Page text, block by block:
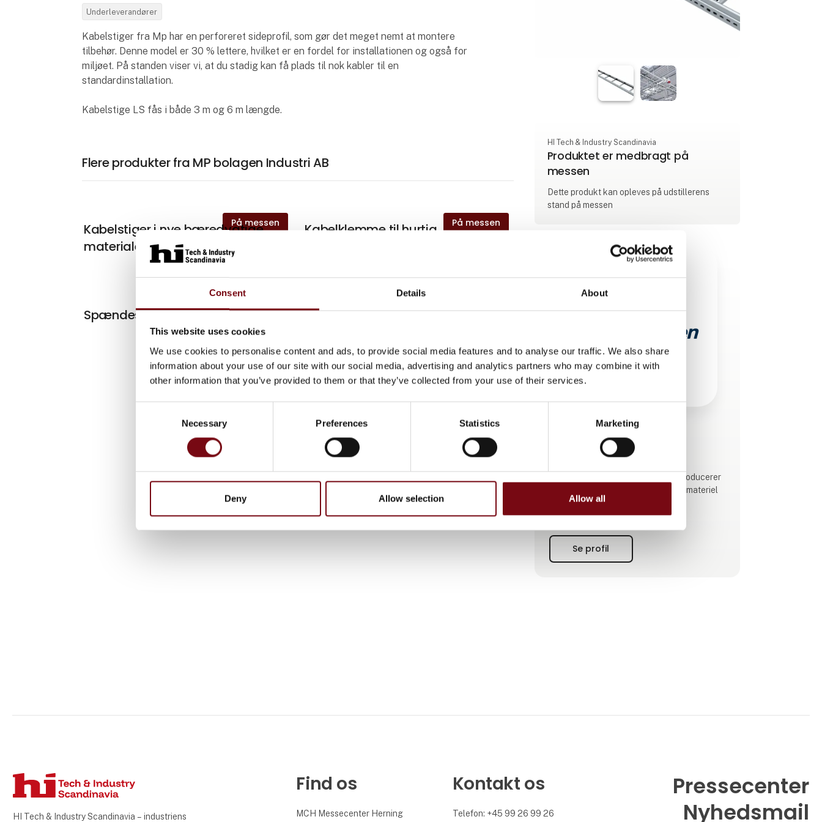
Consent Details About
This website uses cookies
We use cookies to personalise content and ads, to provide social media features and to analyse our traffic. We also share
information about your use of our site with our social media, advertising and analytics partners who may combine it with
other information that you’ve provided to them or that they’ve collected from your use of their services.
Necessary Preferences Statistics Marketing
Deny Allow selection Allow all
Underleverandører
Kabelstiger fra Mp har en perforeret sideprofil, som gør det meget nemt at montere
tilbehør. Denne model er 30 % lettere, hvilket er en fordel for installationen og også for
miljøet. På standen viser vi, at du stadig kan få plads til nok kabler til en
standardinstallation.
Kabelstige LS fås i både 3 m og 6 m længde.
Flere produkter fra MP bolagen Industri AB
På messen
Kabelstiger i nye bæredygtige
materialer
På messen
Kabelklemme til hurtig
På messen
Spændestropper i nyt materiale
HI Tech & Industry Scandinavia
Produktet er medbragt på
messen
Dette produkt kan opleves på udstillerens
stand på messen
MP bolagen Industri AB
MP bolagen Industri AB udvikler, producerer
og markedsfører kabelførlægningsmateriel
til elbranchen.
Se profil
HI Tech & Industry Scandinavia – industriens
Find os
MCH Messecenter Herning
Kontakt os
Telefon: +45 99 26 99 26
Pressecenter
Nyhedsmail